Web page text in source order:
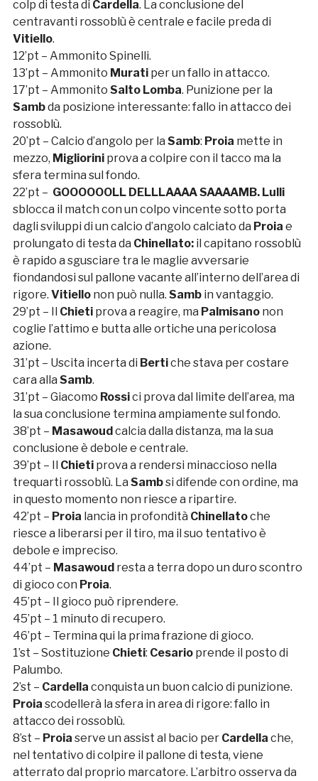
colp di testa di Cardella. La conclusione del
centravanti rossoblù è centrale e facile preda di
Vitiello.
12’pt – Ammonito Spinelli.
13’pt – Ammonito Muratiper un fallo in attacco.
17’pt – Ammonito Salto Lomba. Punizione per la
Sambda posizione interessante: fallo in attacco dei
rossoblù.
20’pt – Calcio d’angolo per la Samb: Proia mette in
mezzo, Miglioriniprova a colpire con il tacco ma la
sfera termina sul fondo.
22’pt – GOOOOOOLL DELLLAAAA SAAAAMB. Lulli
sblocca il match con un colpo vincente sotto porta
dagli sviluppi di un calcio d’angolo calciato da Proia e
prolungato di testa da Chinellato: il capitano rossoblù
è rapido a sgusciare tra le maglie avversarie
fiondandosi sul pallone vacante all’interno dell’area di
rigore. Vitiellonon può nulla. Sambin vantaggio.
29’pt – Il Chietiprova a reagire, ma Palmisanonon
coglie l’attimo e butta alle ortiche una pericolosa
azione.
31’pt – Uscita incerta di Bertiche stava per costare
cara alla Samb.
31’pt – Giacomo Rossici prova dal limite dell’area, ma
la sua conclusione termina ampiamente sul fondo.
38’pt – Masawoudcalcia dalla distanza, ma la sua
conclusione è debole e centrale.
39’pt – Il Chietiprova a rendersi minaccioso nella
trequarti rossoblù. La Sambsi difende con ordine, ma
in questo momento non riesce a ripartire.
42’pt – Proia lancia in profondità Chinellatoche
riesce a liberarsi per il tiro, ma il suo tentativo è
debole e impreciso.
44’pt – Masawoudresta a terra dopo un duro scontro
di gioco con Proia.
45’pt – Il gioco può riprendere.
45’pt – 1 minuto di recupero.
46’pt – Termina qui la prima frazione di gioco.
1’st – Sostituzione Chieti: Cesarioprende il posto di
Palumbo.
2’st – Cardella conquista un buon calcio di punizione.
Proia scodellerà la sfera in area di rigore: fallo in
attacco dei rossoblù.
8’st – Proia serve un assist al bacio per Cardella che,
nel tentativo di colpire il pallone di testa, viene
atterrato dal proprio marcatore. L’arbitro osserva da